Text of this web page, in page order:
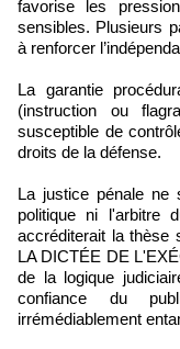
favorise les
sensibles. Plusieurs
à renforcer
La garantie
(instruction ou
susceptible de
droits de la défense.
La justice pénale ne
politique ni l'arbitre
accréditerait la thèse
LA DICTÉE DE
de la logique
confiance du
irrémédiablement